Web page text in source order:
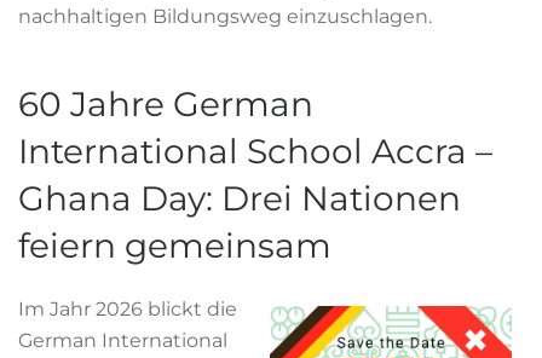
nachhaltigen Bildungsweg einzuschlagen.
60 Jahre German
International School Accra –
Ghana Day: Drei Nationen
feiern gemeinsam
Im Jahr 2026 blickt die
German International